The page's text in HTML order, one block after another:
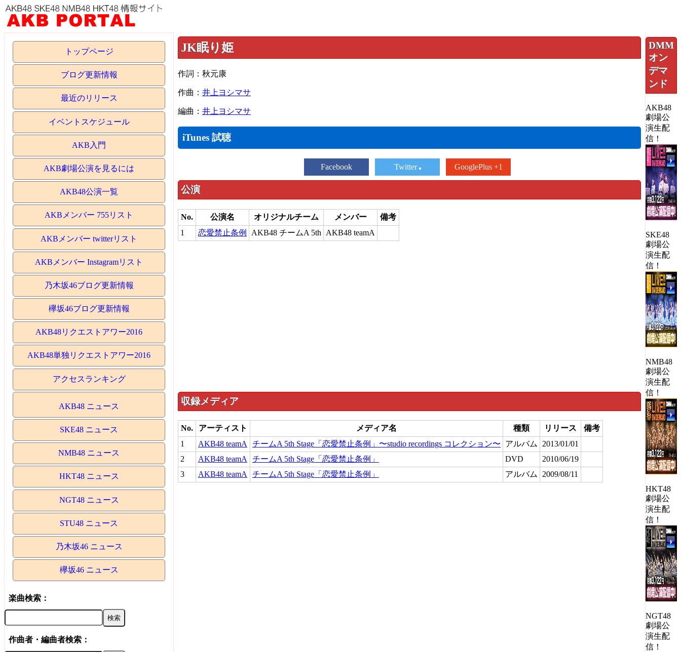
トップページ
ブログ更新情報
最近のリリース
イベントスケジュール
AKB入門
AKB劇場公演を見るには
AKB48公演一覧
AKBメンバー 755リスト
AKBメンバー twitterリスト
AKBメンバー Instagramリスト
乃木坂46ブログ更新情報
欅坂46ブログ更新情報
AKB48リクエストアワー2016
AKB48単独リクエストアワー2016
アクセスランキング
AKB48 ニュース
SKE48 ニュース
NMB48 ニュース
HKT48 ニュース
NGT48 ニュース
STU48 ニュース
乃木坂46 ニュース
欅坂46 ニュース
楽曲検索：
作曲者・編曲者検索：
JK眠り姫
作詞：秋元康
作曲： 井上ヨシマサ
編曲： 井上ヨシマサ
iTunes 試聴
Facebook Twitter GooglePlus +1
公演
No. 公演名 オリジナルチーム メンバー
備考
1
恋愛禁止条例 AKB48 チームA 5th AKB48 teamA
収録メディア
No. アーティスト メディア名 種類 リリース
備考
1
AKB48 teamA チームA 5th Stage「恋愛禁止条例」〜studio recordings コレクション〜 アルバム
2013/01/01
2
AKB48 teamA チームA 5th Stage「恋愛禁止条例」 DVD
2010/06/19
3
AKB48 teamA チームA 5th Stage「恋愛禁止条例」 アルバム 2009/08/11
DMM
オン
デマ
ンド
AKB48
劇場公
演生配
信！
SKE48
劇場公
演生配
信！
NMB48
劇場公
演生配
信！
HKT48
劇場公
演生配
信！
NGT48
劇場公
演生配
信！